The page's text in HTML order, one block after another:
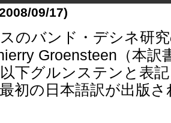
09/17)
のバンド・デシネ研
Groensteen（本訳
下グルンステンと表
初の日本語訳が出版